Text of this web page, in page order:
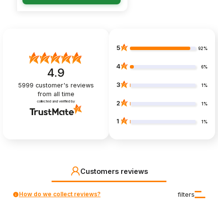
4.9
5999 customer's reviews
from all time
collected and verified by
5 92%
4 6%
3 1%
2 1%
1 1%
Customers reviews
filters
How do we collect reviews?